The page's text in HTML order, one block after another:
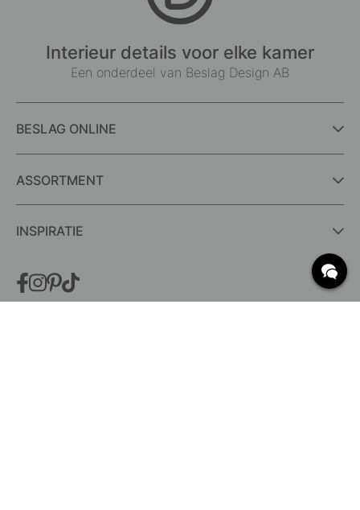
Interieur details voor elke kamer
Een onderdeel van Beslag Design AB
BESLAG ONLINE
ASSORTMENT
INSPIRATIE